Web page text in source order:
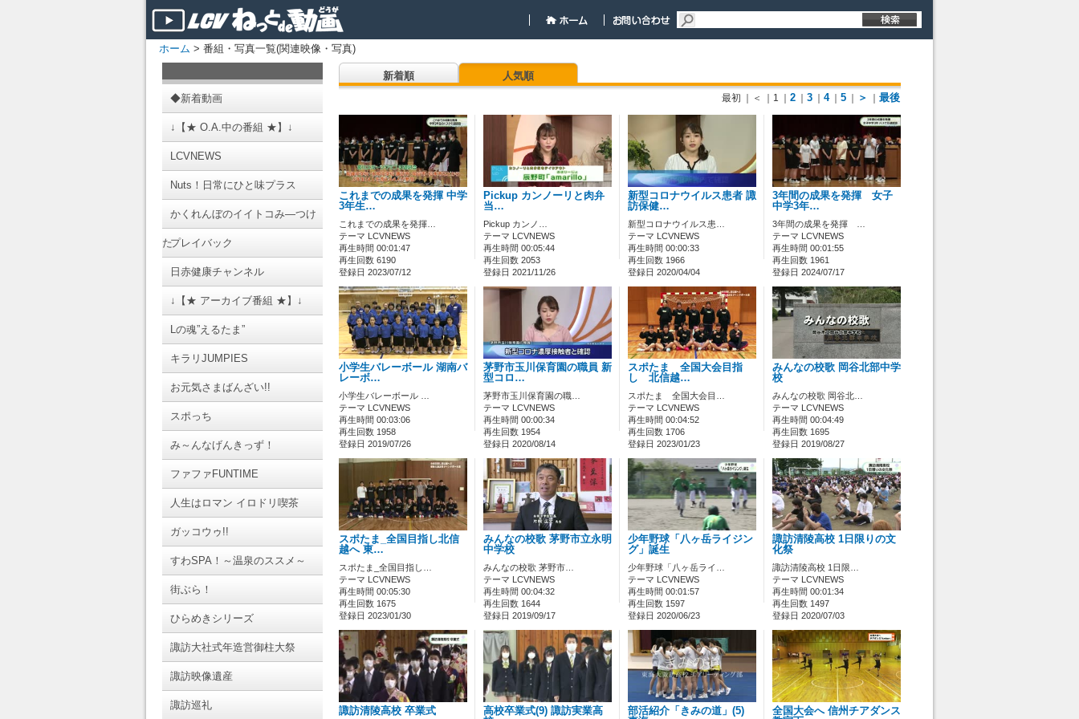
ホーム > 番組・写真一覧(関連映像・写真)
◆新着動画
↓【★ O.A.中の番組 ★】↓
LCVNEWS
Nuts！日常にひと味プラス
かくれんぼのイイトコみ―つけ
たプレイバック
日赤健康チャンネル
↓【★ アーカイブ番組 ★】↓
Lの魂”えるたま”
キラリJUMPIES
お元気さまばんざい!!
スポっち
み～んなげんきっず！
ファファFUNTIME
人生はロマン イロドリ喫茶
ガッコウゥ!!
すわSPA！～温泉のススメ～
街ぶら！
ひらめきシリーズ
諏訪大社式年造営御柱大祭
諏訪映像遺産
諏訪巡礼
新着順 人気順
最初 ｜＜ ｜1 2 3 4 5 ＞ 最後
これまでの成果を発揮 中学
3年生…
これまでの成果を発揮…
テーマ LCVNEWS
再生時間 00:01:47
再生回数 6190
登録日 2023/07/12
Pickup カンノーリと肉弁
当…
Pickup カンノ…
テーマ LCVNEWS
再生時間 00:05:44
再生回数 2053
登録日 2021/11/26
新型コロナウイルス患者 諏
訪保健…
新型コロナウイルス患…
テーマ LCVNEWS
再生時間 00:00:33
再生回数 1966
登録日 2020/04/04
3年間の成果を発揮 女子
中学3年…
3年間の成果を発揮 …
テーマ LCVNEWS
再生時間 00:01:55
再生回数 1961
登録日 2024/07/17
小学生バレーボール 湖南バ
レーボ…
小学生バレーボール …
テーマ LCVNEWS
再生時間 00:03:06
再生回数 1958
登録日 2019/07/26
茅野市玉川保育園の職員 新
型コロ…
茅野市玉川保育園の職…
テーマ LCVNEWS
再生時間 00:00:34
再生回数 1954
登録日 2020/08/14
スポたま 全国大会目指
し 北信越…
スポたま 全国大会目…
テーマ LCVNEWS
再生時間 00:04:52
再生回数 1706
登録日 2023/01/23
みんなの校歌 岡谷北部中学
校
みんなの校歌 岡谷北…
テーマ LCVNEWS
再生時間 00:04:49
再生回数 1695
登録日 2019/08/27
スポたま_全国目指し北信
越へ 東…
スポたま_全国目指し…
テーマ LCVNEWS
再生時間 00:05:30
再生回数 1675
登録日 2023/01/30
みんなの校歌 茅野市立永明
中学校
みんなの校歌 茅野市…
テーマ LCVNEWS
再生時間 00:04:32
再生回数 1644
登録日 2019/09/17
少年野球「八ヶ岳ライジン
グ」誕生
少年野球「八ヶ岳ライ…
テーマ LCVNEWS
再生時間 00:01:57
再生回数 1597
登録日 2020/06/23
諏訪清陵高校 1日限りの文
化祭
諏訪清陵高校 1日限…
テーマ LCVNEWS
再生時間 00:01:34
再生回数 1497
登録日 2020/07/03
諏訪清陵高校 卒業式
高校卒業式(9) 諏訪実業高
部活紹介「きみの道」(5)
全国大会へ 信州チアダンス